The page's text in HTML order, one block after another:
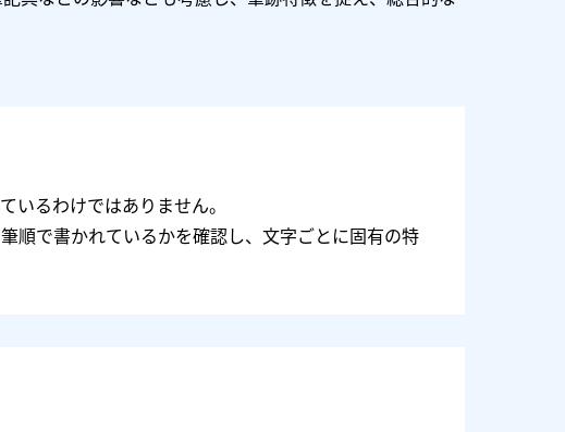
るわけではありません。
順で書かれているかを確認し、文字ごとに固有の特